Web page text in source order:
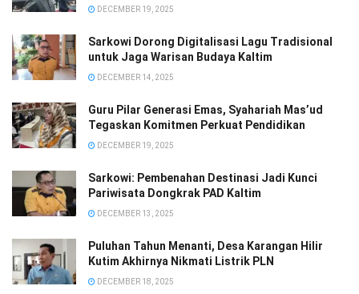
DECEMBER 19, 2025
Sarkowi Dorong Digitalisasi Lagu Tradisional
untuk Jaga Warisan Budaya Kaltim
DECEMBER 14, 2025
Guru Pilar Generasi Emas, Syahariah Mas’ud
Tegaskan Komitmen Perkuat Pendidikan
DECEMBER 19, 2025
Sarkowi: Pembenahan Destinasi Jadi Kunci
Pariwisata Dongkrak PAD Kaltim
DECEMBER 13, 2025
Puluhan Tahun Menanti, Desa Karangan Hilir
Kutim Akhirnya Nikmati Listrik PLN
DECEMBER 18, 2025